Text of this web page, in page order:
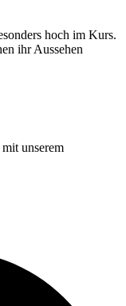
hoch im Kurs.
ihr Aussehen
unserem